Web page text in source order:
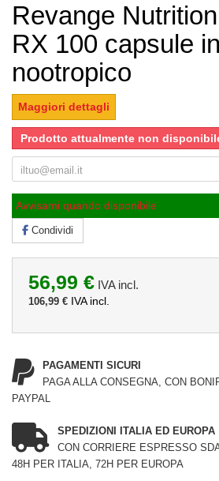
Revange
RX 100 capsule
nootropico
Maggiori dettagli
Prodotto attualmente non
Avvisami quando disponibile
Condividi
56,99 € IVA incl.
106,99 € IVA incl.
PAGAMENTI SICURI
PAGA ALLA CONSEGNA, CON
PAYPAL
SPEDIZIONI ITALIA ED EUROPA
CON CORRIERE ESPRESSO
48H PER ITALIA, 72H PER EUROPA